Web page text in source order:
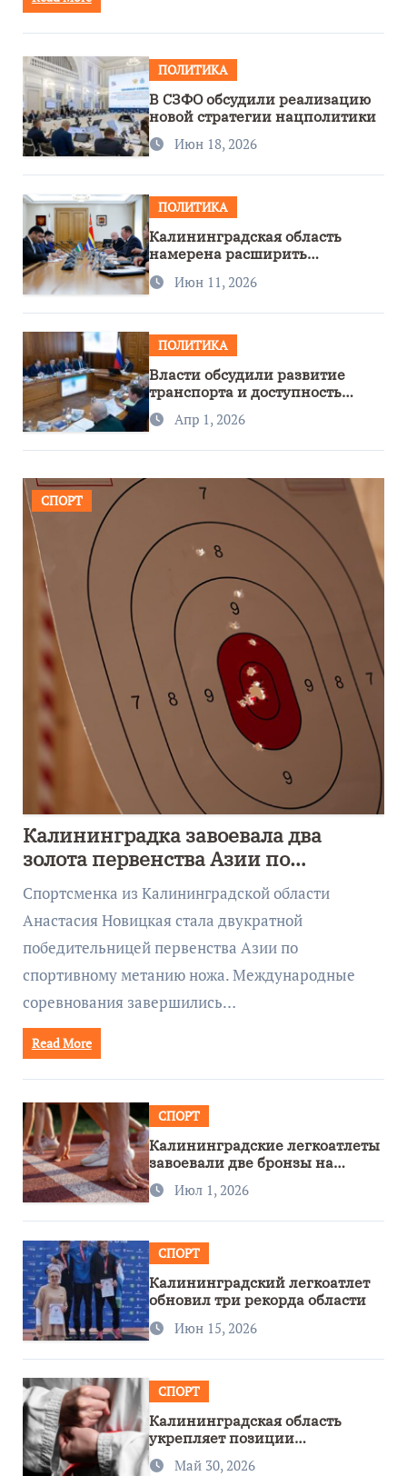
ПОЛИТИКА
В СЗФО обсудили реализацию
новой стратегии нацполитики
Июн 18, 2026
ПОЛИТИКА
Калининградская область
намерена расширить
сотрудничество с Узбекистаном
Июн 11, 2026
ПОЛИТИКА
Власти обсудили развитие
транспорта и доступность
региона
Апр 1, 2026
СПОРТ
Калининградка завоевала два
золота первенства Азии по
метанию ножа
Спортсменка из Калининградской области
Анастасия Новицкая стала двукратной
победительницей первенства Азии по
спортивному метанию ножа. Международные
соревнования завершились…
Read More
СПОРТ
Калининградские легкоатлеты
завоевали две бронзы на
первенстве России
Июл 1, 2026
СПОРТ
Калининградский легкоатлет
обновил три рекорда области
Июн 15, 2026
СПОРТ
Калининградская область
укрепляет позиции
спортивного региона
Май 30, 2026